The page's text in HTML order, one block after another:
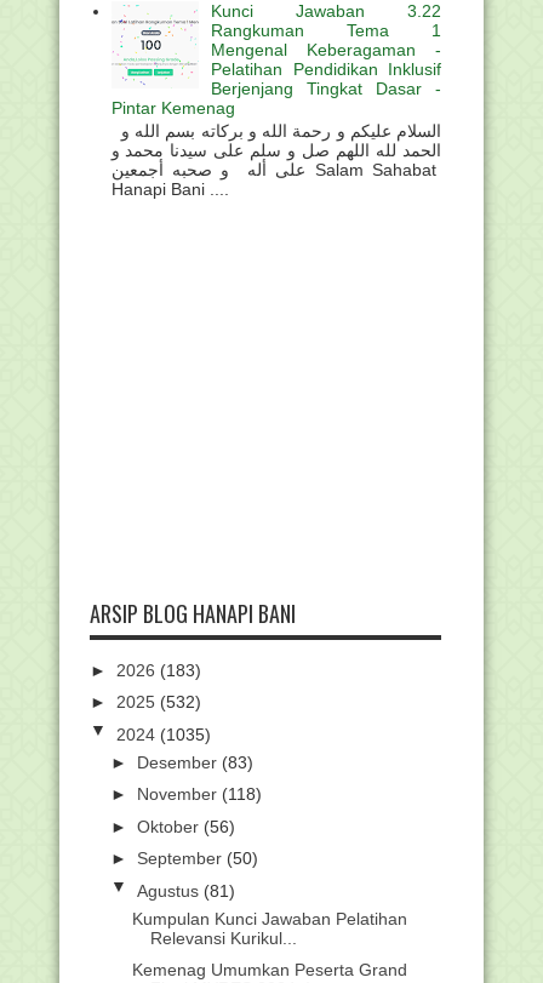
Kunci Jawaban 3.22
Rangkuman Tema 1
Mengenal Keberagaman -
Pelatihan Pendidikan Inklusif
Berjenjang Tingkat Dasar -
Pintar Kemenag
الحمد لله اللهم صل و سلم على سيدنا محمد و
على أله و صحبه أجمعين Salam Sahabat
Hanapi Bani ....
ARSIP BLOG HANAPI BANI
► 2026 (183)
► 2025 (532)
▼ 2024 (1035)
► Desember (83)
► November (118)
► Oktober (56)
► September (50)
▼ Agustus (81)
Kumpulan Kunci Jawaban Pelatihan
Relevansi Kurikul...
Kemenag Umumkan Peserta Grand